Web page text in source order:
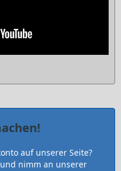
auf unserer Seite?
und nimm an unserer